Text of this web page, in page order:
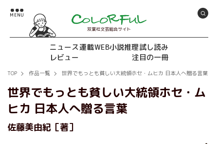
双葉社文芸総合サイト
ニュース連載WEB小説推理試し読み
レビュー
注目の一冊
TOP 作品一覧 世界でもっとも貧しい大統領ホセ・ムヒカ 日本人へ贈る言葉
世界でもっとも貧しい大統領ホセ・ム
ヒカ 日本人へ贈る言葉
佐藤美由紀［著］